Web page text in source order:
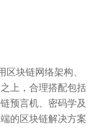
块链网络架构、
上，合理搭配包括
预言机、密码学及
的区块链解决方案